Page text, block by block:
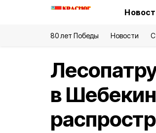
80 лет Победы Новости
в